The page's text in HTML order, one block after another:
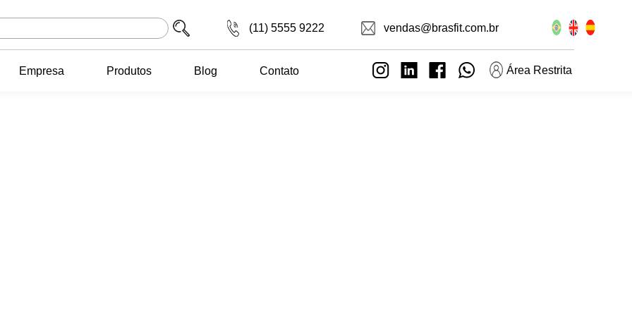
(11) 5555 9222 vendas@brasfit.com.br
Empresa Produtos Blog Contato Área Restrita